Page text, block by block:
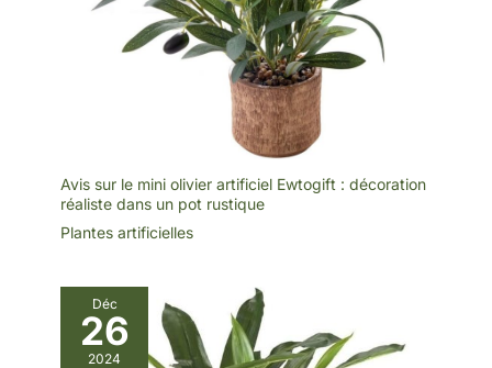
utilisateurs des solutions
toujours plus efficaces et
durables
Avis sur le mini olivier artificiel Ewtogift : décoration
réaliste dans un pot rustique
Plantes artificielles
Déc
26
2024